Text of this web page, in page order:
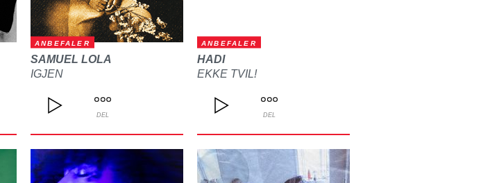
ANBEFALER
SAMUEL LOLA
IGJEN
DEL
ANBEFALER
HADI
EKKE TVIL!
DEL